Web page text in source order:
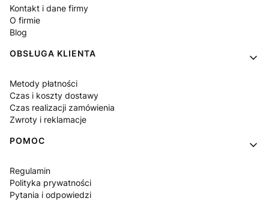
Kontakt i dane firmy
O firmie
Blog
OBSŁUGA KLIENTA
Metody płatności
Czas i koszty dostawy
Czas realizacji zamówienia
Zwroty i reklamacje
POMOC
Regulamin
Polityka prywatności
Pytania i odpowiedzi